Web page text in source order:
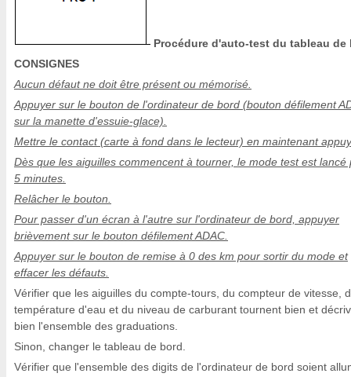
Procédure d'auto-test du tableau de
CONSIGNES
Aucun défaut ne doit être présent ou mémorisé.
Appuyer sur le bouton de l'ordinateur de bord (bouton défilement
sur la manette d'essuie-glace).
Mettre le contact (carte à fond dans le lecteur) en maintenant
Dès que les aiguilles commencent à tourner, le mode test est lancé
5 minutes.
Relâcher le bouton.
Pour passer d'un écran à l'autre sur l'ordinateur de bord, appuyer
brièvement sur le bouton défilement ADAC.
Appuyer sur le bouton de remise à 0 des km pour sortir du mode et
effacer les défauts.
Vérifier que les aiguilles du compte-tours, du compteur de vitesse,
température d'eau et du niveau de carburant tournent bien et
bien l'ensemble des graduations.
Sinon, changer le tableau de bord.
Vérifier que l'ensemble des digits de l'ordinateur de bord soient